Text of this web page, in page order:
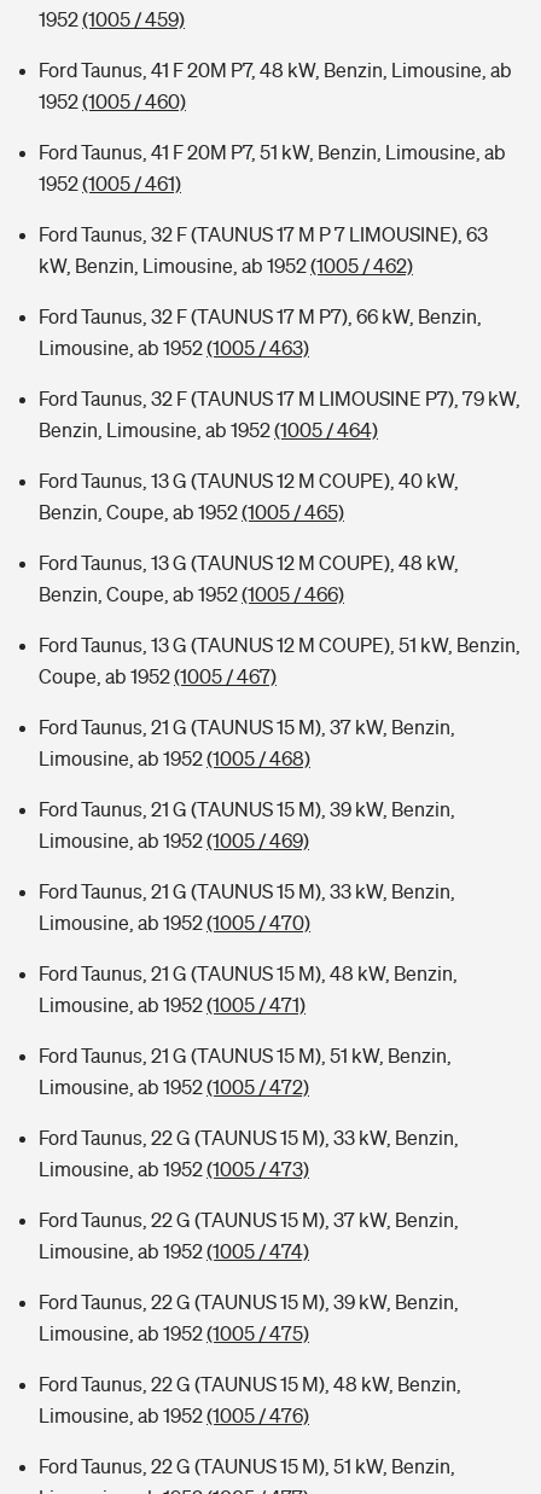
1952(1005 / 459)
Ford Taunus, 41 F 20M P7, 48 kW, Benzin, Limousine, ab
1952(1005 / 460)
Ford Taunus, 41 F 20M P7, 51 kW, Benzin, Limousine, ab
1952(1005 / 461)
Ford Taunus, 32 F (TAUNUS 17 M P 7 LIMOUSINE), 63
kW, Benzin, Limousine, ab 1952(1005 / 462)
Ford Taunus, 32 F (TAUNUS 17 M P7), 66 kW, Benzin,
Limousine, ab 1952(1005 / 463)
Ford Taunus, 32 F (TAUNUS 17 M LIMOUSINE P7), 79 kW,
Benzin, Limousine, ab 1952(1005 / 464)
Ford Taunus, 13 G (TAUNUS 12 M COUPE), 40 kW,
Benzin, Coupe, ab 1952(1005 / 465)
Ford Taunus, 13 G (TAUNUS 12 M COUPE), 48 kW,
Benzin, Coupe, ab 1952(1005 / 466)
Ford Taunus, 13 G (TAUNUS 12 M COUPE), 51 kW, Benzin,
Coupe, ab 1952(1005 / 467)
Ford Taunus, 21 G (TAUNUS 15 M), 37 kW, Benzin,
Limousine, ab 1952(1005 / 468)
Ford Taunus, 21 G (TAUNUS 15 M), 39 kW, Benzin,
Limousine, ab 1952(1005 / 469)
Ford Taunus, 21 G (TAUNUS 15 M), 33 kW, Benzin,
Limousine, ab 1952(1005 / 470)
Ford Taunus, 21 G (TAUNUS 15 M), 48 kW, Benzin,
Limousine, ab 1952(1005 / 471)
Ford Taunus, 21 G (TAUNUS 15 M), 51 kW, Benzin,
Limousine, ab 1952(1005 / 472)
Ford Taunus, 22 G (TAUNUS 15 M), 33 kW, Benzin,
Limousine, ab 1952(1005 / 473)
Ford Taunus, 22 G (TAUNUS 15 M), 37 kW, Benzin,
Limousine, ab 1952(1005 / 474)
Ford Taunus, 22 G (TAUNUS 15 M), 39 kW, Benzin,
Limousine, ab 1952(1005 / 475)
Ford Taunus, 22 G (TAUNUS 15 M), 48 kW, Benzin,
Limousine, ab 1952(1005 / 476)
Ford Taunus, 22 G (TAUNUS 15 M), 51 kW, Benzin,